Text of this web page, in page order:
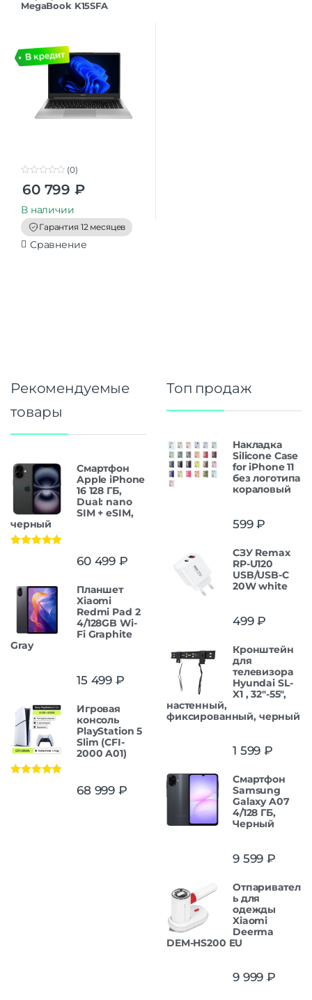
MegaBook K15SFA
o
t
o
f
5
(0)
60 799 ₽
В наличии
Гарантия 12 месяцев
Сравнение
Рекомендуемые
товары
Смартфон
Apple iPhone
16 128 ГБ,
Dual: nano
SIM + eSIM,
черный
60 499 ₽
Планшет
Xiaomi
Redmi Pad 2
4/128GB Wi-
Fi Graphite
Gray
15 499 ₽
Игровая
консоль
PlayStation 5
Slim (CFI-
2000 A01)
68 999 ₽
Топ продаж
Накладка
Silicone Case
for iPhone 11
без логотипа
кораловый
599₽
СЗУ Remax
RP-U120
USB/USB-C
20W white
499₽
Кронштейн
для
телевизора
Hyundai SL-
X1 , 32"-55",
настенный,
фиксированный, черный
1 599 ₽
Смартфон
Samsung
Galaxy A07
4/128 ГБ,
Черный
9 599 ₽
Отпаривател
ь для
одежды
Xiaomi
Deerma
DEM-HS200 EU
9 999 ₽